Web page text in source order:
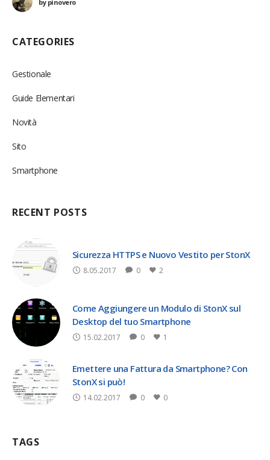
in spagnolo, a breve
bypinovero
CATEGORIES
Gestionale
Guide Elementari
Novità
Sito
Smartphone
RECENT POSTS
Sicurezza HTTPS e Nuovo Vestito per StonX
8.05.2017 0 2
Come Aggiungere un Modulo di StonX sul
Desktop del tuo Smartphone
15.02.2017 0 1
Emettere una Fattura da Smartphone? Con
StonX si può!
14.02.2017 0 0
TAGS